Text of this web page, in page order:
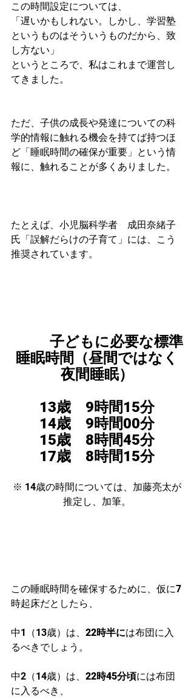
この時間設定については、
「遅いかもしれない。しかし、学習塾
というものはそういうものだから、致
し方ない」
というところで、私はこれまで運営し
てきました。
ただ、子供の成長や発達についての科
学的情報に触れる機会を持てば持つほ
ど「睡眠時間の確保が重要」という情
報に、触れることが多くありました。
たとえば、小児脳科学者　成田奈緒子
氏「誤解だらけの子育て」には、こう
推奨されています。
子どもに必要な標準
睡眠時間（昼間ではなく
夜間睡眠）
13歳　9時間15分
14歳　9時間00分
15歳　8時間45分
17歳　8時間15分
※ 14歳の時間については、加藤亮太が
推定し、加筆。
この睡眠時間を確保するために、仮に7
時起床だとしたら、
中1（13歳）は、 22時半には布団に入
るべきでしょう。
中2（14歳）は、 22時45分頃には布団
に入るべき、